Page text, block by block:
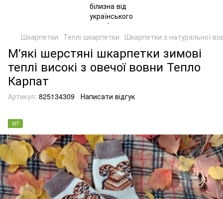
Шкарпетки Теплі шкарпетки Шкарпетки з натуральної
М'які шерстяні шкарпетки зимові
теплі високі з овечої вовни Тепло
Карпат
Артикул: 825134309 Написати відгук
ХІТ